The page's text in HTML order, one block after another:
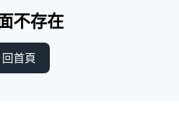
不存在
回首頁